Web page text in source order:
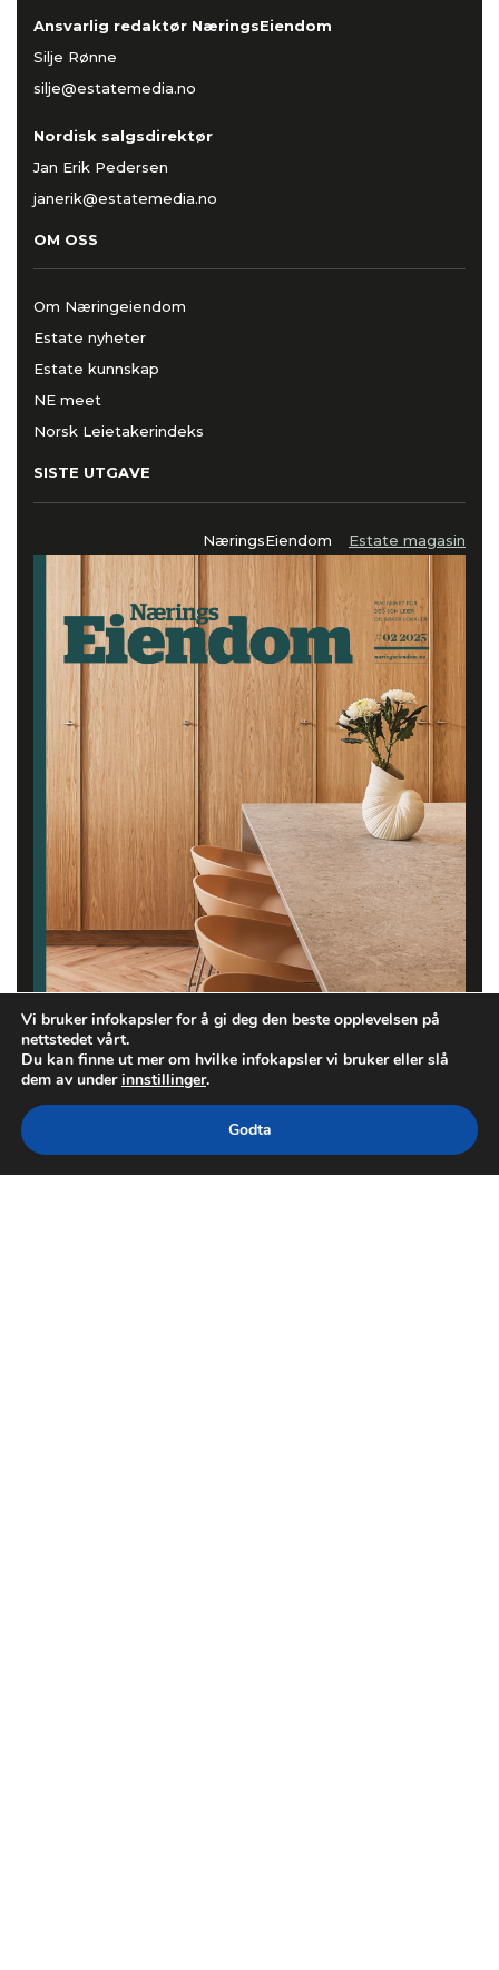
Ansvarlig redaktør NæringsEiendom
Silje Rønne
silje@estatemedia.no
Nordisk salgsdirektør
Jan Erik Pedersen
janerik@estatemedia.no
OM OSS
Om Næringeiendom
Estate nyheter
Estate kunnskap
NE meet
Norsk Leietakerindeks
SISTE UTGAVE
NæringsEiendom Estate magasin
Vi bruker infokapsler for å gi deg den beste opplevelsen på
nettstedet vårt.
Du kan finne ut mer om hvilke infokapsler vi bruker eller slå
dem av underinnstillinger.
Godta